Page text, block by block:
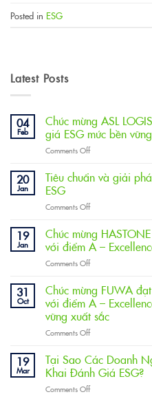
Posted in ESG
Latest Posts
04
Feb
Chúc mừng ASL
giá ESG mức bền
Comments Offon
mừng
ASL
đạt
nhận
Đánh
giá
ESG
bền
vững
tốt
20
Jan
Tiêu chuẩn và giải
ESG
Comments Offon
chuẩn
và
giải
pháp
tín
để
xây
dựng
báo
ESG
19
Jan
Chúc mừng
với điểm A –
Comments Offon
mừng
HASTONE
đạt
chứng
nhận
global
với
điểm
A
31
Oct
Chúc mừng FUWA
với điểm A –
vững xuất sắc
Comments Offon
mừng
FUWA
đạt
được
19
Mar
Tại Sao Các Doanh
Khai Đánh Giá ESG?
Comments Offon